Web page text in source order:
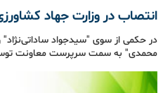
انتصاب‌ در وزارت جهاد
در حکمی از سوی "سیدجواد
محمدی" به سمت سرپرست معاونت